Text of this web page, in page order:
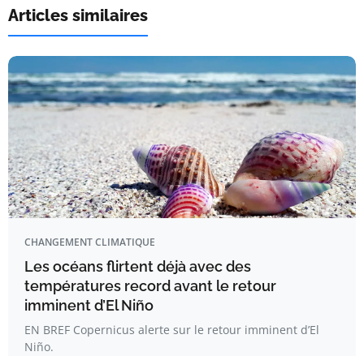
Articles similaires
CHANGEMENT CLIMATIQUE
Les océans flirtent déjà avec des
températures record avant le retour
imminent d’El Niño
EN BREF Copernicus alerte sur le retour imminent d’El
Niño.